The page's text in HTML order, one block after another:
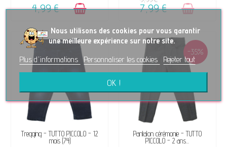
4,99 € 7,99 €
VENDU, VICTIME DE SON
SUCCÈS ☺
Tregging - TUTTO PICCOLO - 12
mois (74)
-35%
VENDU, VICTIME DE SON
SUCCÈS ☺
Pantalon cérémonie - TUTTO
PICCOLO - 2 ans...
Nous utilisons des cookies pour vous garantir
une meilleure expérience sur notre site.
Plus d'informations
Personnaliser les cookies Rejeter tout
OK !